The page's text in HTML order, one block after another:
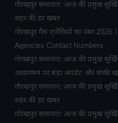
गोरखपुर समाचार: आज की प्रमुख
शहर की हर खबर
गोरखपुर गैस एजेंसियों का नंबर
Agencies Contact Numbers
गोरखपुर समाचार: आज की प्रमुख
आवागमन पर बड़ा अपडेट और बाकी
गोरखपुर समाचार: आज की प्रमुख
शहर की हर खबर
गोरखपुर समाचार: आज की प्रमुख